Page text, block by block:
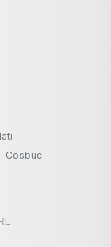
Cosbuc